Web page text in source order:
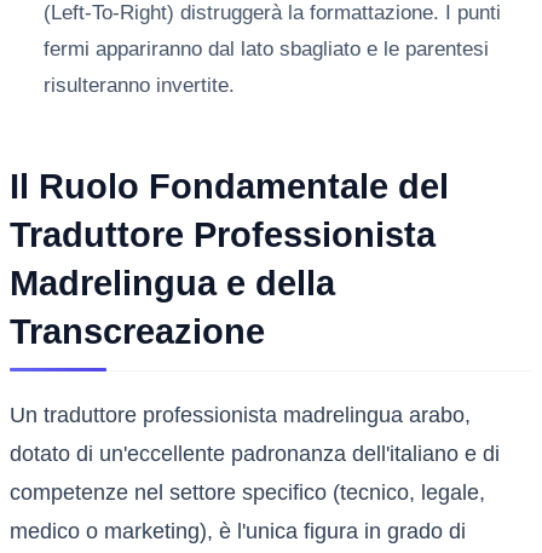
(Left-To-Right) distruggerà la formattazione. I punti
fermi appariranno dal lato sbagliato e le parentesi
risulteranno invertite.
Il Ruolo Fondamentale del
Traduttore Professionista
Madrelingua e della
Transcreazione
Un traduttore professionista madrelingua arabo,
dotato di un'eccellente padronanza dell'italiano e di
competenze nel settore specifico (tecnico, legale,
medico o marketing), è l'unica figura in grado di